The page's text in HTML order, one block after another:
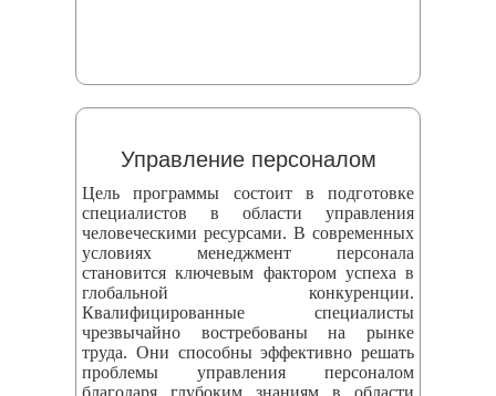
Управление персоналом
Цель программы состоит в подготовке
специалистов в области управления
человеческими ресурсами. В современных
условиях менеджмент персонала
становится ключевым фактором успеха в
глобальной конкуренции.
Квалифицированные специалисты
чрезвычайно востребованы на рынке
труда. Они способны эффективно решать
проблемы управления персоналом
благодаря глубоким знаниям в области